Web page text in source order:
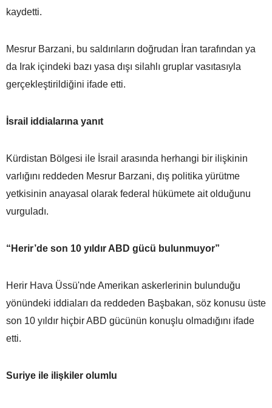
kaydetti.
Mesrur Barzani, bu saldırıların doğrudan İran tarafından ya
da Irak içindeki bazı yasa dışı silahlı gruplar vasıtasıyla
gerçekleştirildiğini ifade etti.
İsrail iddialarına yanıt
Kürdistan Bölgesi ile İsrail arasında herhangi bir ilişkinin
varlığını reddeden Mesrur Barzani, dış politika yürütme
yetkisinin anayasal olarak federal hükümete ait olduğunu
vurguladı.
“Herir’de son 10 yıldır ABD gücü bulunmuyor”
Herir Hava Üssü'nde Amerikan askerlerinin bulunduğu
yönündeki iddiaları da reddeden Başbakan, söz konusu üste
son 10 yıldır hiçbir ABD gücünün konuşlu olmadığını ifade
etti.
Suriye ile ilişkiler olumlu